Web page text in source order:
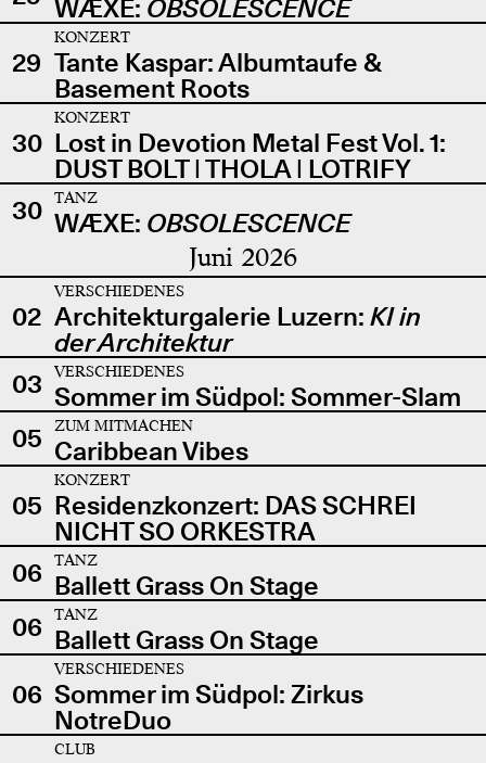
WÆXE: OBSOLESCENCE
29
KONZERT
Tante Kaspar: Albumtaufe &
Basement Roots
30
KONZERT
Lost in Devotion Metal Fest Vol. 1:
DUST BOLT | THOLA | LOTRIFY
30
TANZ
WÆXE: OBSOLESCENCE
Juni 2026
02
VERSCHIEDENES
Architekturgalerie Luzern: KI in
der Architektur
03
VERSCHIEDENES
Sommer im Südpol: Sommer-Slam
05
ZUM MITMACHEN
Caribbean Vibes
05
KONZERT
Residenzkonzert: DAS SCHREI
NICHT SO ORKESTRA
06
TANZ
Ballett Grass On Stage
06
TANZ
Ballett Grass On Stage
06
VERSCHIEDENES
Sommer im Südpol: Zirkus
NotreDuo
CLUB